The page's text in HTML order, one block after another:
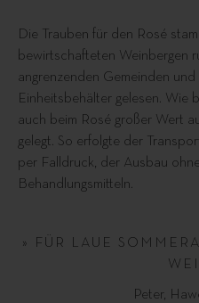
Die Trauben für den Rosé
bewirtschafteten Weinbergen
angrenzenden Gemeinden
Einheitsbehälter gelesen. Wie
auch beim Rosé großer Wert
gelegt. So erfolgte der
per Falldruck, der Ausbau
Behandlungsmitteln.
» FÜR LAUE
Peter,